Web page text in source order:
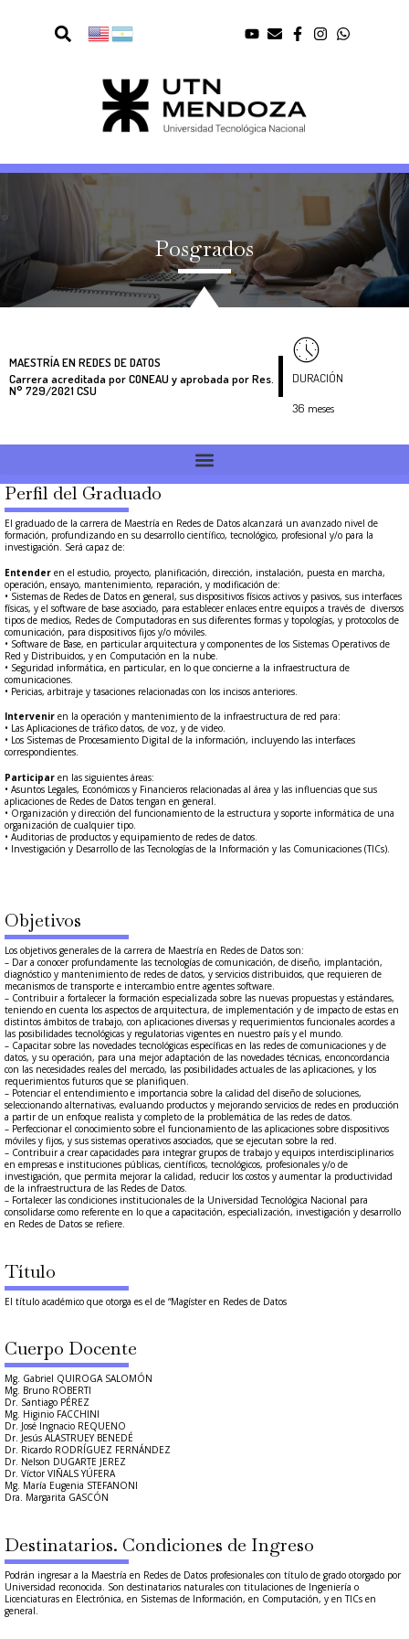
Posgrados
MAESTRÍA EN REDES DE DATOS
Carrera acreditada por CONEAU y aprobada por Res.
N° 729/2021 CSU
DURACIÓN
36 meses
Perfil del Graduado
El graduado de la carrera de Maestría en Redes de Datos alcanzará un avanzado nivel de
formación, profundizando en su desarrollo científico, tecnológico, profesional y/o para la
investigación. Será capaz de:
Entender en el estudio, proyecto, planificación, dirección, instalación, puesta en marcha,
operación, ensayo, mantenimiento, reparación, y modificación de:
• Sistemas de Redes de Datos en general, sus dispositivos físicos activos y pasivos, sus interfaces
físicas, y el software de base asociado, para establecer enlaces entre equipos a través de diversos
tipos de medios, Redes de Computadoras en sus diferentes formas y topologías, y protocolos de
comunicación, para dispositivos fijos y/o móviles.
• Software de Base, en particular arquitectura y componentes de los Sistemas Operativos de
Red y Distribuidos, y en Computación en la nube.
• Seguridad informática, en particular, en lo que concierne a la infraestructura de
comunicaciones.
• Pericias, arbitraje y tasaciones relacionadas con los incisos anteriores.
Intervenir en la operación y mantenimiento de la infraestructura de red para:
• Las Aplicaciones de tráfico datos, de voz, y de video.
• Los Sistemas de Procesamiento Digital de la información, incluyendo las interfaces
correspondientes.
Participar en las siguientes áreas:
• Asuntos Legales, Económicos y Financieros relacionadas al área y las influencias que sus
aplicaciones de Redes de Datos tengan en general.
• Organización y dirección del funcionamiento de la estructura y soporte informática de una
organización de cualquier tipo.
• Auditorias de productos y equipamiento de redes de datos.
• Investigación y Desarrollo de las Tecnologías de la Información y las Comunicaciones (TICs).
Objetivos
Los objetivos generales de la carrera de Maestría en Redes de Datos son:
– Dar a conocer profundamente las tecnologías de comunicación, de diseño, implantación,
diagnóstico y mantenimiento de redes de datos, y servicios distribuidos, que requieren de
mecanismos de transporte e intercambio entre agentes software.
– Contribuir a fortalecer la formación especializada sobre las nuevas propuestas y estándares,
teniendo en cuenta los aspectos de arquitectura, de implementación y de impacto de estas en
distintos ámbitos de trabajo, con aplicaciones diversas y requerimientos funcionales acordes a
las posibilidades tecnológicas y regulatorias vigentes en nuestro país y el mundo.
– Capacitar sobre las novedades tecnológicas específicas en las redes de comunicaciones y de
datos, y su operación, para una mejor adaptación de las novedades técnicas, enconcordancia
con las necesidades reales del mercado, las posibilidades actuales de las aplicaciones, y los
requerimientos futuros que se planifiquen.
– Potenciar el entendimiento e importancia sobre la calidad del diseño de soluciones,
seleccionando alternativas, evaluando productos y mejorando servicios de redes en producción
a partir de un enfoque realista y completo de la problemática de las redes de datos.
– Perfeccionar el conocimiento sobre el funcionamiento de las aplicaciones sobre dispositivos
móviles y fijos, y sus sistemas operativos asociados, que se ejecutan sobre la red.
– Contribuir a crear capacidades para integrar grupos de trabajo y equipos interdisciplinarios
en empresas e instituciones públicas, científicos, tecnológicos, profesionales y/o de
investigación, que permita mejorar la calidad, reducir los costos y aumentar la productividad
de la infraestructura de las Redes de Datos.
– Fortalecer las condiciones institucionales de la Universidad Tecnológica Nacional para
consolidarse como referente en lo que a capacitación, especialización, investigación y desarrollo
en Redes de Datos se refiere.
Título
El título académico que otorga es el de “Magíster en Redes de Datos
Cuerpo Docente
Mg. Gabriel QUIROGA SALOMÓN
Mg. Bruno ROBERTI
Dr. Santiago PÉREZ
Mg. Higinio FACCHINI
Dr. José Ingnacio REQUENO
Dr. Jesús ALASTRUEY BENEDÉ
Dr. Ricardo RODRÍGUEZ FERNÁNDEZ
Dr. Nelson DUGARTE JEREZ
Dr. Víctor VIÑALS YÚFERA
Mg. María Eugenia STEFANONI
Dra. Margarita GASCÓN
Destinatarios. Condiciones de Ingreso
Podrán ingresar a la Maestría en Redes de Datos profesionales con título de grado otorgado por
Universidad reconocida. Son destinatarios naturales con titulaciones de Ingeniería o
Licenciaturas en Electrónica, en Sistemas de Información, en Computación, y en TICs en
general.